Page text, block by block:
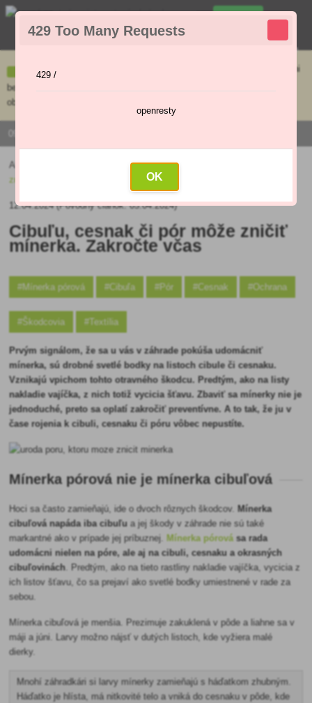
429 Too Many Requests
429 /
openresty
OK
Ceny uvedené na e-shope sa môžu líšiť od cien v kamennej predajni
bez objednávky. Tovar skladom pripravíme do 30 min na základe
objednávky. Predajňa je v sobotu zatvorená.
Menu
Aktuality »Zelenina»
zničiť mínerka. Zakročte včas
12.04.2024 (Pôvodný článok: 05.04.2024)
Cibuľu, cesnak či pór môže zničiť
mínerka. Zakročte včas
#Mínerka pórová #Cibuľa #Pór #Cesnak #Ochrana
#Škodcovia #Textília
Prvým signálom, že sa u vás v záhrade pokúša udomácniť
mínerka, sú drobné svetlé bodky na listoch cibule či cesnaku.
Vznikajú vpichom tohto otravného škodcu. Predtým, ako na listy
nakladie vajíčka, z nich totiž vycicia šťavu. Zbaviť sa mínerky nie je
jednoduché, preto sa oplatí zakročiť preventívne. A to tak, že ju v
čase rojenia k cibuli, cesnaku či póru vôbec nepustíte.
Mínerka pórová nie je mínerka cibuľová
Hoci sa často zamieňajú, ide o dvoch rôznych škodcov. Mínerka
cibuľová napáda iba cibuľu a jej škody v záhrade nie sú také
markantné ako v prípade jej príbuznej. Mínerka pórovása rada
udomácni nielen na póre, ale aj na cibuli, cesnaku a okrasných
cibuľovinách . Predtým, ako na tieto rastliny nakladie vajíčka, vycicia z
ich listov šťavu, čo sa prejaví ako svetlé bodky umiestnené v rade za
sebou.
Mínerka cibuľová je menšia. Prezimuje zakuklená v pôde a liahne sa v
máji a júni. Larvy možno nájsť v dutých listoch, kde vyžiera malé
dierky.
Mnohí záhradkári si larvy mínerky zamieňajú s háďatkom zhubným.
Háďatko je hlísta, má nitkovité telo a vniká do cesnaku v pôde, kde